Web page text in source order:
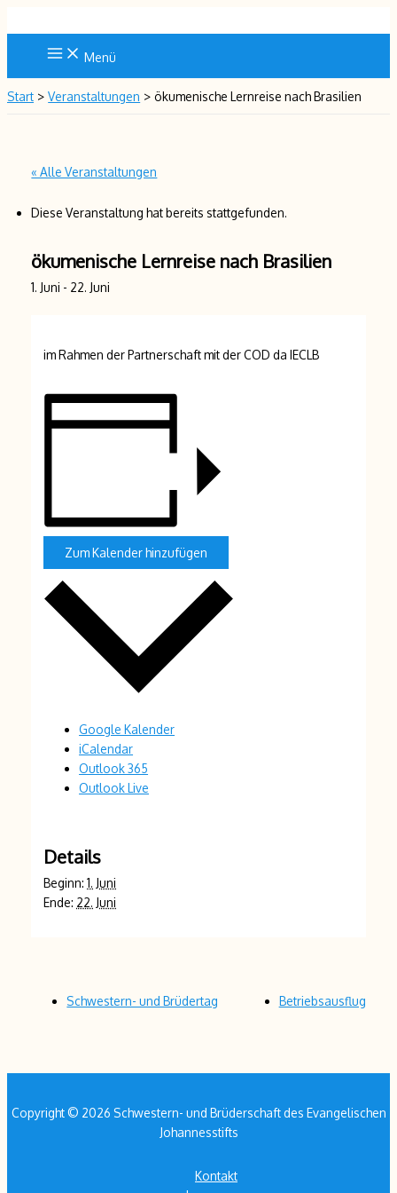
Inhalt
springen
Menü
Start Veranstaltungen ökumenische Lernreise nach Brasilien
« Alle Veranstaltungen
Diese Veranstaltung hat bereits stattgefunden.
ökumenische Lernreise nach Brasilien
1. Juni - 22. Juni
im Rahmen der Partnerschaft mit der COD da IECLB
Zum Kalender hinzufügen
Google Kalender
iCalendar
Outlook 365
Outlook Live
Details
Beginn: 1. Juni
Ende: 22. Juni
Schwestern- und Brüdertag Betriebsausflug
Copyright © 2026 Schwestern- und Brüderschaft des Evangelischen
Johannesstifts
Kontakt